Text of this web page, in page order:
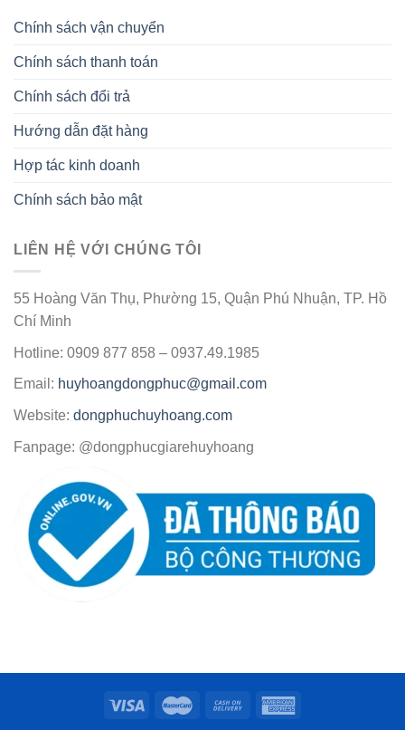
Chính sách vận chuyển
Chính sách thanh toán
Chính sách đổi trả
Hướng dẫn đặt hàng
Hợp tác kinh doanh
Chính sách bảo mật
LIÊN HỆ VỚI CHÚNG TÔI
55 Hoàng Văn Thụ, Phường 15, Quận Phú Nhuận, TP. Hồ
Chí Minh
Hotline: 0909 877 858 – 0937.49.1985
Email: huyhoangdongphuc@gmail.com
Website: dongphuchuyhoang.com
Fanpage: @dongphucgiarehuyhoang